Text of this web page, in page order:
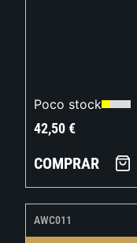
Poco stock
42,50€
COMPRAR
AWC011